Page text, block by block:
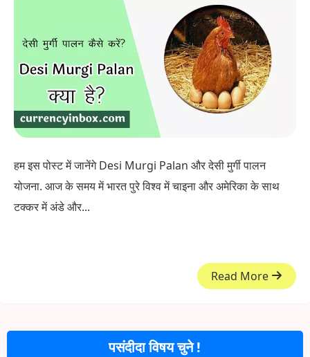
हम इस पोस्ट में जानेंगे Desi Murgi Palan और देसी मुर्गी पालन
योजना. आज के समय में भारत पुरे विश्व में चाइना और अमेरिका के साथ
टक्कर में अंडे और...
Read More
पसंदीदा विषय चुने !